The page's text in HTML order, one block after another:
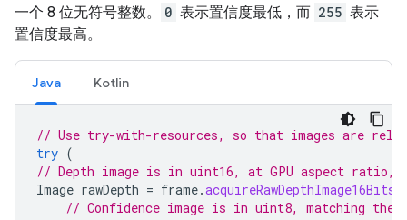
一个 8 位无符号整数。
0 表示置信度最低，而 255 表示
置信度最高。
Java Kotlin
// Use try-with-resources, so that images are
try (
// Depth image is in uint16, at GPU aspect
Image rawDepth = frame.acquireRawDepthImage16Bits
// Confidence image is in uint8, matching the